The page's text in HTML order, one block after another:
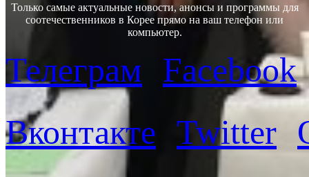
Только самые актуальные новости, анонсы и программы для
соотечественников в Корее прямо на ваш телефон или
компьютер.
Телеграм Facebook
Вконтакте Twitter